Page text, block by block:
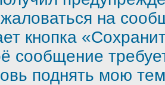
на
кнопка
сообщение
поднять мою